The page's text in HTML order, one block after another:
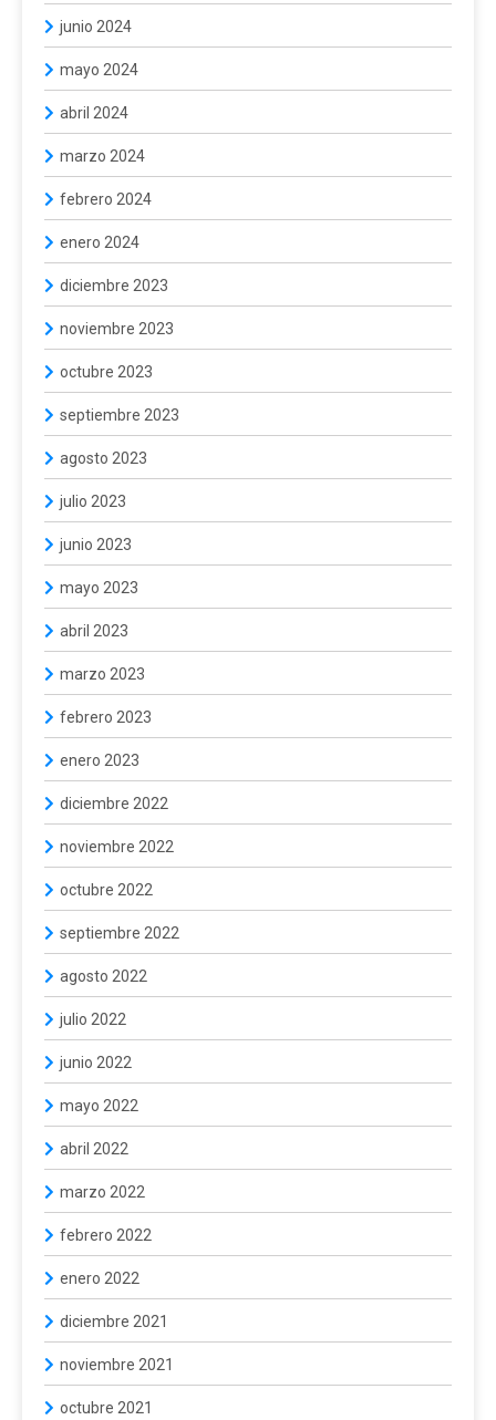
junio 2024
mayo 2024
abril 2024
marzo 2024
febrero 2024
enero 2024
diciembre 2023
noviembre 2023
octubre 2023
septiembre 2023
agosto 2023
julio 2023
junio 2023
mayo 2023
abril 2023
marzo 2023
febrero 2023
enero 2023
diciembre 2022
noviembre 2022
octubre 2022
septiembre 2022
agosto 2022
julio 2022
junio 2022
mayo 2022
abril 2022
marzo 2022
febrero 2022
enero 2022
diciembre 2021
noviembre 2021
octubre 2021